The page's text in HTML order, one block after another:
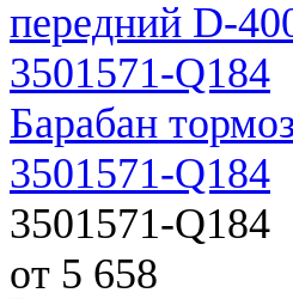
Барабан
3501571-Q184
3501571-Q184
от 5 658